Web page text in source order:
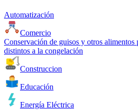
Automatización
Comercio
Conservación de guisos y otros alimentos
distintos a la congelación
Construccion
Educación
Energía Eléctrica